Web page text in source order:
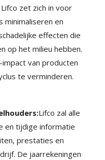
zet zich in voor
minimaliseren en
effecten die
op het milieu hebben.
van producten
te verminderen.
Lifco zal alle
en tijdige informatie
prestaties en
De jaarrekeningen